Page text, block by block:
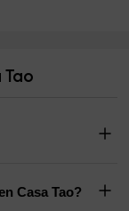
Tao
Casa Tao?